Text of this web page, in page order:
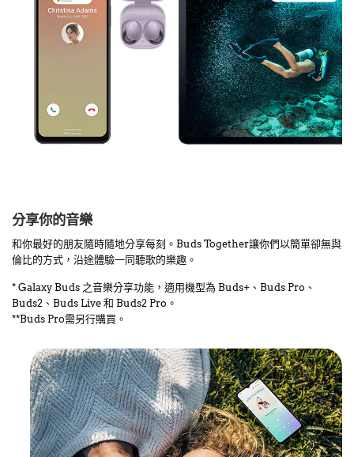
分享你的音樂
和你最好的朋友隨時隨地分享每刻。Buds Together讓你們以簡單卻無與
倫比的方式，沿途體驗一同聽歌的樂趣。
* Galaxy Buds 之音樂分享功能，適用機型為 Buds+、Buds Pro、
Buds2、Buds Live 和 Buds2 Pro。
**Buds Pro需另行購買。